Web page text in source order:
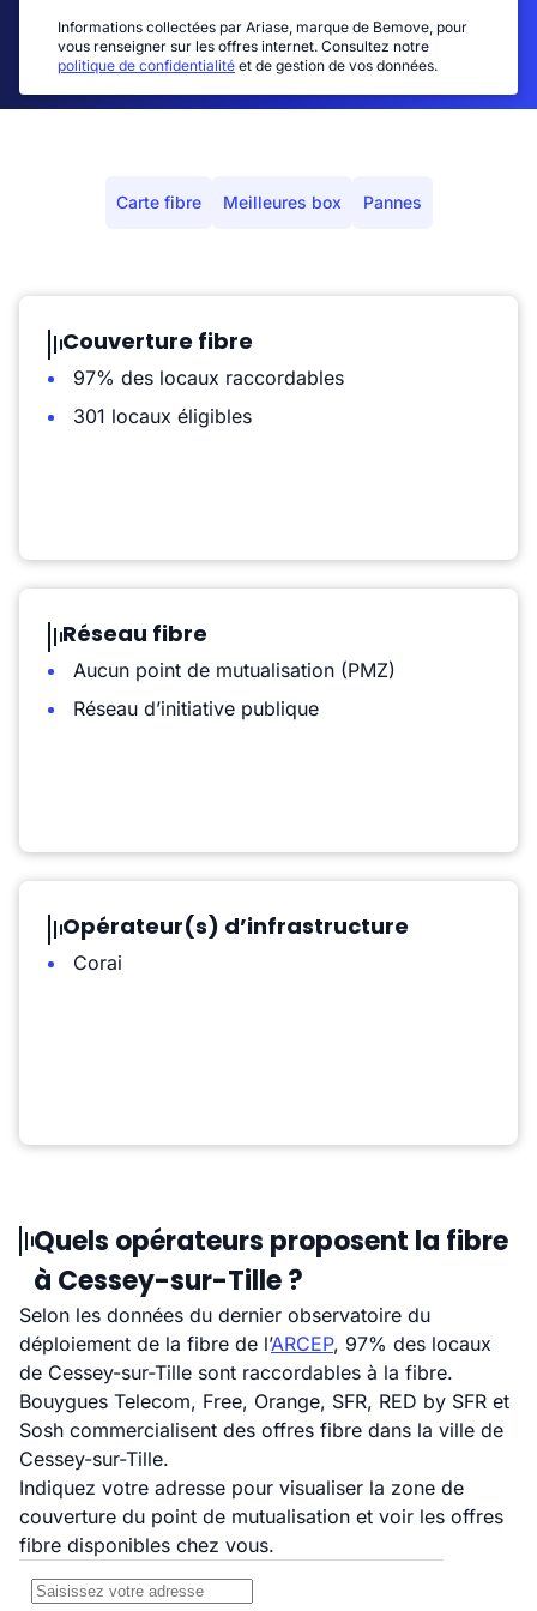
Informations collectées par Ariase, marque de Bemove, pour
vous renseigner sur les offres internet. Consultez notre
politique de confidentialité et de gestion de vos données.
Carte fibre Meilleures box Pannes
Couverture fibre
97% des locaux raccordables
301 locaux éligibles
Réseau fibre
Aucun point de mutualisation (PMZ)
Réseau d’initiative publique
Opérateur(s) d’infrastructure
Corai
Quels opérateurs proposent la fibre
à Cessey-sur-Tille ?
Selon les données du dernier observatoire du
déploiement de la fibre de l’ARCEP, 97% des locaux
de Cessey-sur-Tille sont raccordables à la fibre.
Bouygues Telecom, Free, Orange, SFR, RED by SFR et
Sosh commercialisent des offres fibre dans la ville de
Cessey-sur-Tille.
Indiquez votre adresse pour visualiser la zone de
couverture du point de mutualisation et voir les offres
fibre disponibles chez vous.